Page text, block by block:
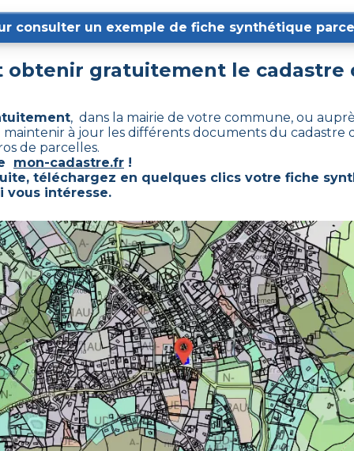
consulter un exemple de fiche synthétique
obtenir gratuitement le cadastre
, dans la mairie de votre commune, ou
à jour les différents documents du cadastre
de parcelles.
mon-cadastre.fr !
téléchargez en quelques clics votre fiche
vous intéresse.